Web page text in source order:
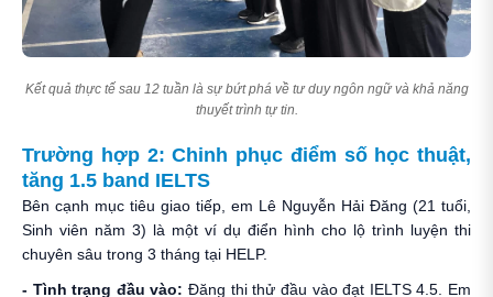
Kết quả thực tế sau 12 tuần là sự bứt phá về tư duy ngôn ngữ và khả năng
thuyết trình tự tin.
Trường hợp 2: Chinh phục điểm số học thuật,
tăng 1.5 band IELTS
Bên cạnh mục tiêu giao tiếp, em Lê Nguyễn Hải Đăng (21 tuổi,
Sinh viên năm 3) là một ví dụ điển hình cho lộ trình luyện thi
chuyên sâu trong 3 tháng tại HELP.
- Tình trạng đầu vào: Đăng thi thử đầu vào đạt IELTS 4.5. Em